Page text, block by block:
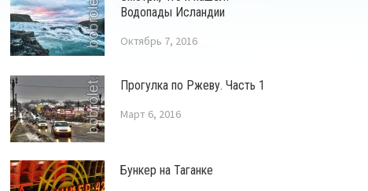
Водопады Исландии
Октябрь 7, 2016
Прогулка по Ржеву. Часть 1
Март 6, 2016
Бункер на Таганке